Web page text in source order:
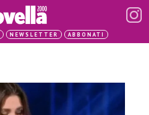
NEWSLETTER ABBONATI